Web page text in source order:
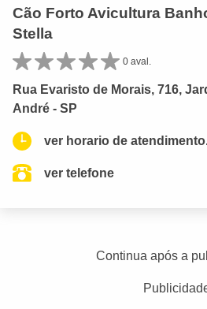
Cão Forto Avicultura
Stella
0 aval.
Rua Evaristo de Morais, 716,
André - SP
ver horario de
ver telefone
Continua após a